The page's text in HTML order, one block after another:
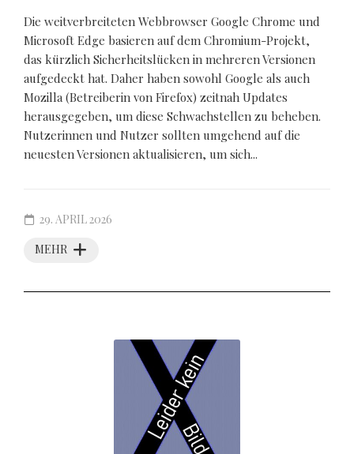
Die weitverbreiteten Webbrowser Google Chrome und
Microsoft Edge basieren auf dem Chromium-Projekt,
das kürzlich Sicherheitslücken in mehreren Versionen
aufgedeckt hat. Daher haben sowohl Google als auch
Mozilla (Betreiberin von Firefox) zeitnah Updates
herausgegeben, um diese Schwachstellen zu beheben.
Nutzerinnen und Nutzer sollten umgehend auf die
neuesten Versionen aktualisieren, um sich...
MEHR
29. APRIL 2026